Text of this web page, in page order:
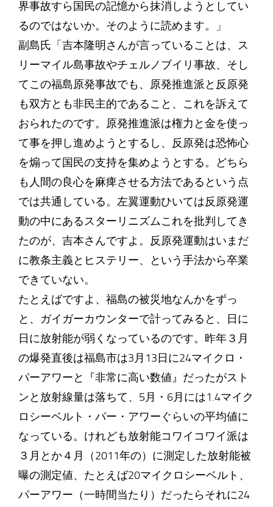
界事故すら国民の記憶から抹消しようとしてい
るのではないか。そのように読めます。」
副島氏「吉本隆明さんが言っていることは、ス
リーマイル島事故やチェルノブイリ事故、そし
てこの福島原発事故でも、原発推進派と反原発
も双方とも非民主的であること、これを訴えて
おられたのです。原発推進派は権力と金を使っ
て事を押し進めようとするし、反原発は恐怖心
を煽って国民の支持を集めようとする。どちら
も人間の良心を麻痺させる方法であるという点
では共通している。左翼運動ひいては反原発運
動の中にあるスターリニズムこれを批判してき
たのが、吉本さんですよ。反原発運動はいまだ
に教条主義とヒステリー、という手法から卒業
できていない。
たとえばですよ、福島の被災地なんかをずっ
と、ガイガーカウンターで計ってみると、日に
日に放射能が弱くなっているのです。昨年３月
の爆発直後は福島市は3月13日に24マイクロ・
パーアワーと『非常に高い数値』だったがスト
ンと放射線量は落ちて、5月・6月には1.4マイク
ロシーベルト・パー・アワーぐらいの平均値に
なっている。けれども放射能コワイコワイ派は
３月とか４月（2011年の）に測定した放射能被
曝の測定値、たとえば20マイクロシーベルト、
パーアワー（一時間当たり）だったらそれに24